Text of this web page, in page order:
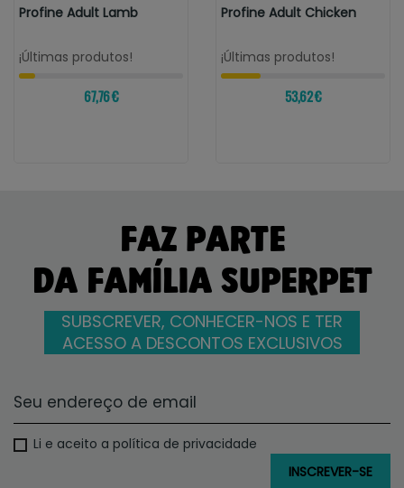
Profine Adult Lamb
¡Últimas produtos!
67,76 €
Profine Adult Chicken
¡Últimas produtos!
53,62 €
FAZ PARTE
DA FAMÍLIA SUPERPET
SUBSCREVER, CONHECER-NOS E TER
ACESSO A DESCONTOS EXCLUSIVOS
Li e aceito a política de privacidade